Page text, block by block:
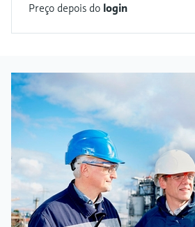
Preço depois do login